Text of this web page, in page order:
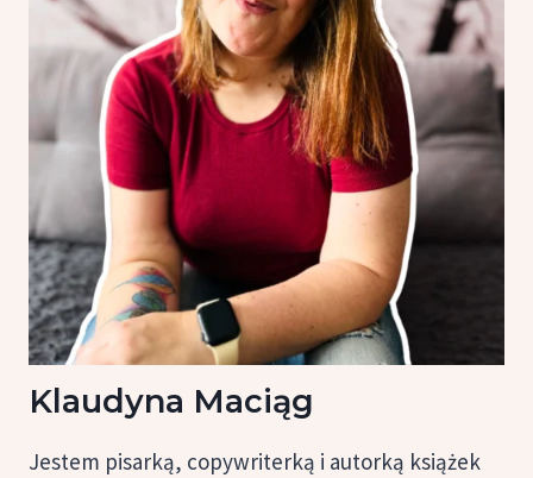
Klaudyna Maciąg
Jestem pisarką, copywriterką i autorką książek